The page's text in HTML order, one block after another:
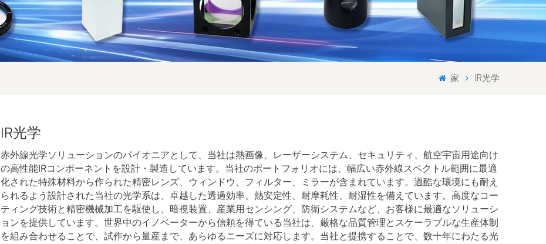
家 IR光学
IR光学
赤外線光学ソリューションのパイオニアとして、当社は熱画像、レーザーシステム、セキュリティ、航空宇宙用途向け
の高性能IRコンポーネントを設計・製造しています。当社のポートフォリオには、幅広い赤外線スペクトル範囲に最適
化された特殊材料から作られた精密レンズ、ウィンドウ、フィルター、ミラーが含まれています。過酷な環境にも耐え
られるよう設​​計された当社の光学系は、卓越した透過効率、熱安定性、耐摩耗性、耐湿性を備えています。高度なコー
ティング技術と精密機械加工を駆使し、暗視装置、産業用センシング、防衛システムなど、お客様に最適なソリューシ
ョンを提供しています。世界中のイノベーターから信頼を得ている当社は、厳格な品質管理とスケーラブルな生産体制
を組み合わせることで、試作から量産まで、あらゆるニーズに対応します。当社と提携することで、数十年にわたる光